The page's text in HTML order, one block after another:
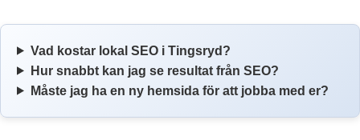
Vad kostar lokal SEO i Tingsryd?
Hur snabbt kan jag se resultat från SEO?
Måste jag ha en ny hemsida för att jobba med er?